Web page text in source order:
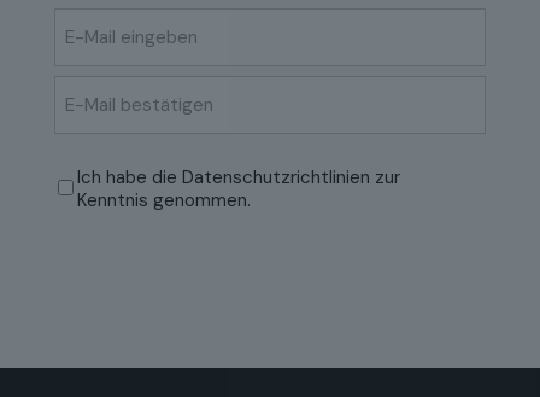
Mail
Mail
bestätigen
Datenschutzrichtlinien(erforderlich)
Ich habe die Datenschutzrichtlinien zur
Kenntnis genommen.